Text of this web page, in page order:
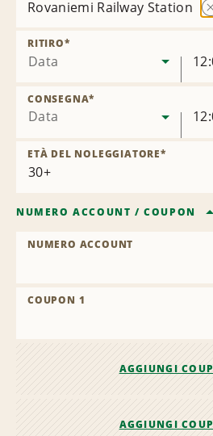
Rovaniemi Railway Station
Data
RITIRO*
Data
CONSEGNA*
ETÀ DEL NOLEGGIATORE*
NUMERO ACCOUNT /COUPON
NUMERO ACCOUNT
COUPON 1
AGGIUNGI
AGGIUNGI